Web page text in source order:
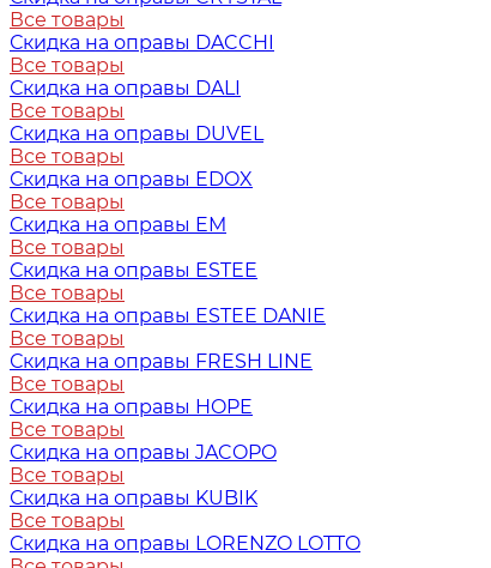
Все товары
Скидка на оправы DACCHI
Все товары
Скидка на оправы DALI
Все товары
Скидка на оправы DUVEL
Все товары
Скидка на оправы EDOX
Все товары
Скидка на оправы EM
Все товары
Скидка на оправы ESTEE
Все товары
Скидка на оправы ESTEE DANIE
Все товары
Скидка на оправы FRESH LINE
Все товары
Скидка на оправы HOPE
Все товары
Скидка на оправы JACOPO
Все товары
Скидка на оправы KUBIK
Все товары
Скидка на оправы LORENZO LOTTO